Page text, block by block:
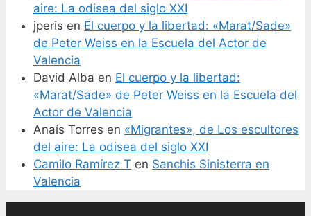
aire: La odisea del siglo XXI
jperis en El cuerpo y la libertad: «Marat/Sade»
de Peter Weiss en la Escuela del Actor de
Valencia
David Alba en El cuerpo y la libertad:
«Marat/Sade» de Peter Weiss en la Escuela del
Actor de Valencia
Anaís Torres en «Migrantes», de Los escultores
del aire: La odisea del siglo XXI
Camilo Ramírez T en Sanchis Sinisterra en
Valencia